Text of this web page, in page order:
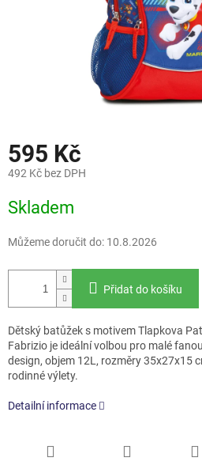
595 Kč
492 Kč bez DPH
cena:
Skladem
Můžeme doručit do: 10.8.2026
Přidat do košíku
Dětský batůžek s motivem Tlapkova
Fabrizio je ideální volbou pro malé
design, objem 12L, rozměry 35x27x15
rodinné výlety.
Detailní informace